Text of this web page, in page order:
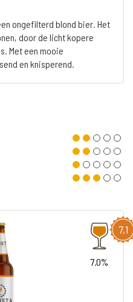
ongefilterd blond bier. Het
door de licht kopere
Met een mooie
en knisperend.
7,1
7.0%